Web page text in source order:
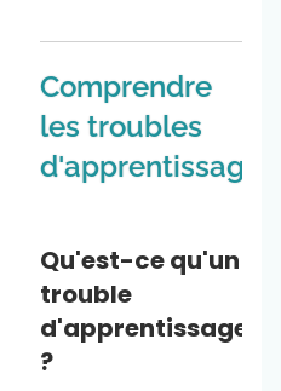
Comprendre
les troubles
d'apprentissage
Qu'est-ce qu'un
trouble
d'apprentissage
?